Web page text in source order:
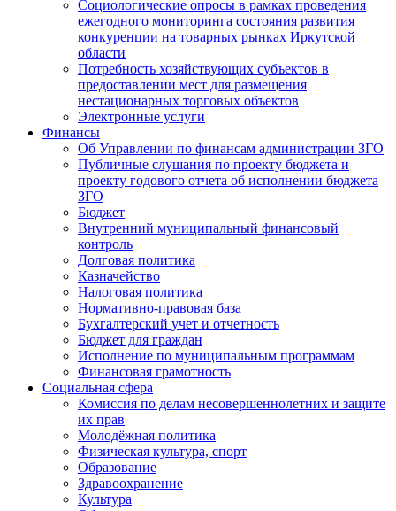
Социологические опросы в рамках проведения
ежегодного мониторинга состояния развития
конкуренции на товарных рынках Иркутской
области
Потребность хозяйствующих субъектов в
предоставлении мест для размещения
нестационарных торговых объектов
Электронные услуги
Финансы
Об Управлении по финансам администрации ЗГО
Публичные слушания по проекту бюджета и
проекту годового отчета об исполнении бюджета
ЗГО
Бюджет
Внутренний муниципальный финансовый
контроль
Долговая политика
Казначейство
Налоговая политика
Нормативно-правовая база
Бухгалтерский учет и отчетность
Бюджет для граждан
Исполнение по муниципальным программам
Финансовая грамотность
Социальная сфера
Комиссия по делам несовершеннолетних и защите
их прав
Молодёжная политика
Физическая культура, спорт
Образование
Здравоохранение
Культура